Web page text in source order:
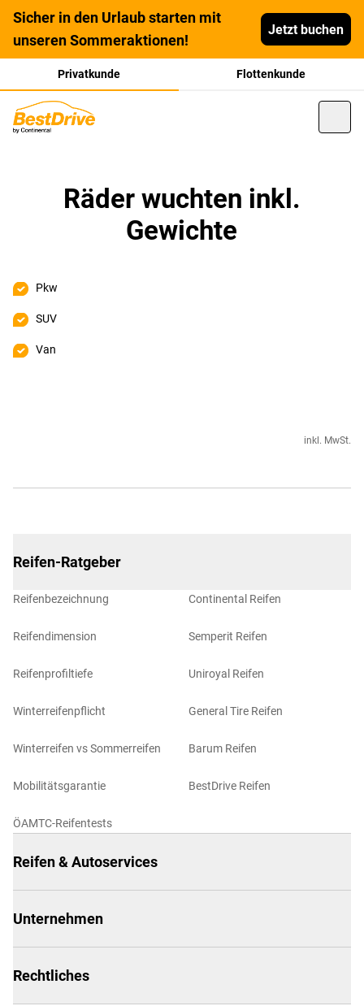
Sicher in den Urlaub starten mit
unseren Sommeraktionen!
Jetzt buchen
Privatkunde Flottenkunde
Räder wuchten inkl.
Gewichte
Pkw
SUV
Van
inkl. MwSt.
Reifen-Ratgeber
Reifenbezeichnung
Reifendimension
Reifenprofiltiefe
Winterreifenpflicht
Winterreifen vs Sommerreifen
Mobilitätsgarantie
ÖAMTC-Reifentests
Continental Reifen
Semperit Reifen
Uniroyal Reifen
General Tire Reifen
Barum Reifen
BestDrive Reifen
Reifen & Autoservices
Unternehmen
Rechtliches